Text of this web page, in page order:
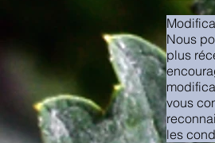
Nous
plus
vous
les